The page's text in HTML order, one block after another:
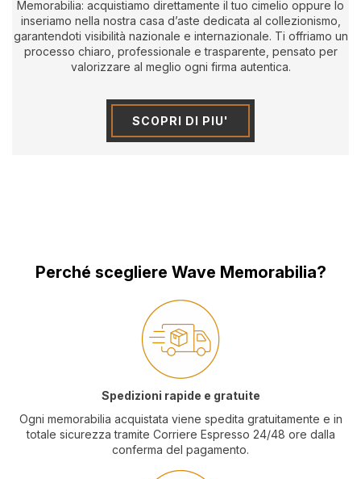
Memorabilia: acquistiamo direttamente il tuo cimelio oppure lo
inseriamo nella nostra casa d’aste dedicata al collezionismo,
garantendoti visibilità nazionale e internazionale. Ti offriamo un
processo chiaro, professionale e trasparente, pensato per
valorizzare al meglio ogni firma autentica.
SCOPRI DI PIU'
Perché scegliere Wave Memorabilia?
Spedizioni rapide e gratuite
Ogni memorabilia acquistata viene spedita gratuitamente e in
totale sicurezza tramite Corriere Espresso 24/48 ore dalla
conferma del pagamento.